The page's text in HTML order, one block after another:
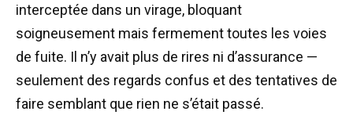
interceptée dans un virage, bloquant
soigneusement mais fermement toutes les voies
de fuite. Il n’y avait plus de rires ni d’assurance —
seulement des regards confus et des tentatives de
faire semblant que rien ne s’était passé.